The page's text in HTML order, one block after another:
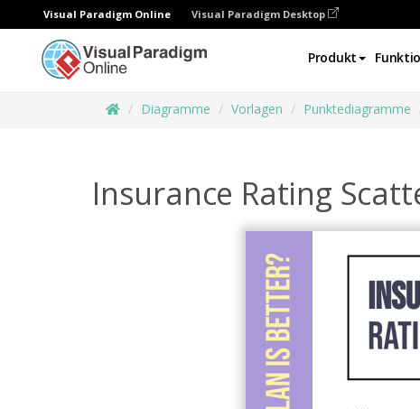
Visual Paradigm Online Visual Paradigm Desktop
Produkt
Diagramme Vorlagen Punktediagramme
Insurance Rating